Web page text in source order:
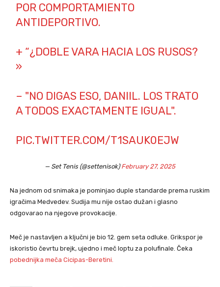
POR COMPORTAMIENTO
ANTIDEPORTIVO.
+ “¿DOBLE VARA HACIA LOS RUSOS?
»
– "NO DIGAS ESO, DANIIL. LOS TRATO
A TODOS EXACTAMENTE IGUAL".
PIC.TWITTER.COM/T1SAUK0EJW
— Set Tenis (@settenisok)February 27, 2025
Na jednom od snimaka je pominjao duple standarde prema ruskim
igračima Medvedev. Sudija mu nije ostao dužan i glasno
odgovarao na njegove provokacije.
Meč je nastavljen a ključni je bio 12. gem seta odluke. Grikspor je
iskoristio čevrtu brejk, ujedno i meč loptu za polufinale. Čeka
pobednijka meča Cicipas-Beretini.